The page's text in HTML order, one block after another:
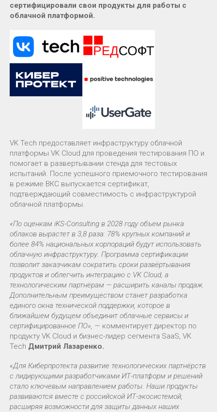
сертифицировали свои продукты для работы с
облачной платформой.
VK Tech предоставляет инфраструктуру облачной
платформы VK Cloud для проведения тестирования ПО и
помогает в развертывании стенда для тестовых
испытаний. После успешного приемочного тестирования
в режиме ВКС выпускается сертификат,
подтверждающий совместимость с инфраструктурой
облачной платформы.
«По оценкам iKS-Consulting в 2028 году объем рынка
облаков вырастет в 3,8 раза: 78% крупных компаний и
более 84% национальных корпораций будут использовать
облачную инфраструктуру. Программа сертификации
позволит заказчикам сократить сроки развёртывания
продуктов и облегчить интеграцию с VK Cloud, а
технологическим партнёрам — расширить каналы продаж.
Дополнительным преимуществом станет разработка
единого окна технической поддержки, которое в
ближайшем будущем объединит облачные сервисы и
сертифицированное ПО», — комментирует директор по
продукту VK Cloud и бизнес-лидер сегмента SaaS, VK
Tech Дмитрий Лазаренко.
«Для Киберпротекта развитие технологических партнёрств
с лидирующими разработчиками ИТ-платформ и решений
стало ключевым направлением работы. Наши продукты
развиваются вместе с российской ИТ-экосистемой,
расширяя возможности для защиты данных наших